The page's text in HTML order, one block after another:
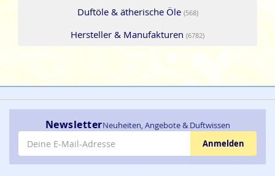
Duftöle & ätherische Öle (568)
Hersteller & Manufakturen (6782)
NewsletterNeuheiten, Angebote & Duftwissen
E-Mail-Adresse
Anmelden